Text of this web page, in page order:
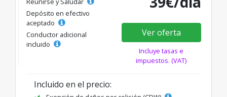
Depósito en efectivo
aceptado
Conductor adicional
incluido
Ver oferta
Incluye tasas e
impuestos. (VAT)
Incluido en el precio: